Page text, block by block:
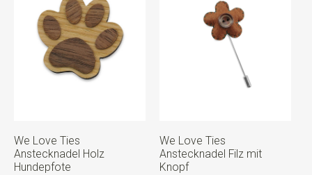
We Love Ties
Anstecknadel Holz
Hundepfote
We Love Ties
Anstecknadel Filz mit
Knopf